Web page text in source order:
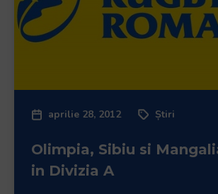
aprilie 28, 2012 Știri
Olimpia, Sibiu si
in Divizia A